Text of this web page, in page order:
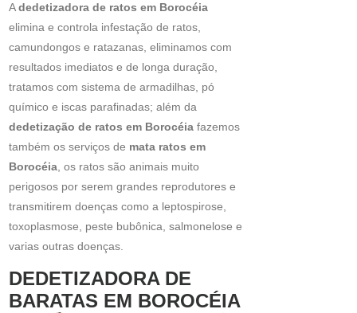
Adedetizadora de ratos em Borocéia
elimina e controla infestação de ratos,
camundongos e ratazanas, eliminamos com
resultados imediatos e de longa duração,
tratamos com sistema de armadilhas, pó
químico e iscas parafinadas; além da
dedetização de ratos em Borocéia fazemos
também os serviços de mata ratos em
Borocéia, os ratos são animais muito
perigosos por serem grandes reprodutores e
transmitirem doenças como a leptospirose,
toxoplasmose, peste bubônica, salmonelose e
varias outras doenças.
DEDETIZADORA DE
BARATAS EM BOROCÉIA